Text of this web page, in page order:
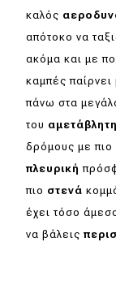
καλός
απότοκο να
ακόμα και με
καμπές παίρνει
πάνω στα
του αμετάβλητη
δρόμους με πιο
πλευρική
πιο στενά
έχει τόσο
να βάλεις